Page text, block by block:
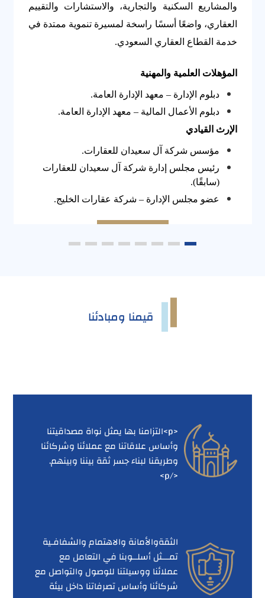
والمشاريع السكنية والتجارية، والاستشارات والتقييم
العقاري، واضعًا أسسًا راسخة لمسيرة تنموية ممتدة في
خدمة القطاع العقاري السعودي.
المؤهلات العلمية والمهنية
دبلوم الإدارة – معهد الإدارة العامة.
دبلوم الأعمال المالية – معهد الإدارة العامة.
الإرث القيادي
مؤسس شركة آل سعيدان للعقارات.
رئيس مجلس إدارة شركة آل سعيدان للعقارات
(سابقًا).
عضو مجلس الإدارة – شركة عقارات الخليج.
قيمنا ومبادئنا
<p>التزامنا بها يمثل نواة مصداقيتنا
وأساس علاقاتنا مع عملائنا وشركائنا
وطريقنا لبناء جسر ثقة بيننا وبينهم.
</p>
الثقةوالأمانة والاهتمام والشفافـية
تمـــثل أسلــوبنا في التعامل مع
عملائنا ووسيلتنا للوصول والتواصل مع
شركائنا وأساس تصرفاتنا داخل بيئة